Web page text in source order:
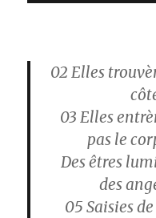
02 Elles
03 Elles
pas le
Des êtres
des
05 Saisies